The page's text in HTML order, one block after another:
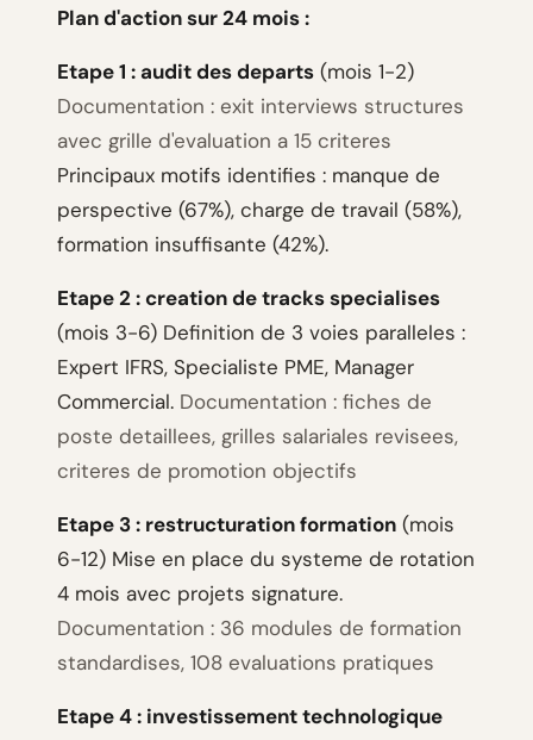
Plan d'action sur 24 mois :
Etape 1 : audit des departs (mois 1-2)
Documentation : exit interviews structures
avec grille d'evaluation a 15 criteres
Principaux motifs identifies : manque de
perspective (67%), charge de travail (58%),
formation insuffisante (42%).
Etape 2 : creation de tracks specialises
(mois 3-6) Definition de 3 voies paralleles :
Expert IFRS, Specialiste PME, Manager
Commercial. Documentation : fiches de
poste detaillees, grilles salariales revisees,
criteres de promotion objectifs
Etape 3 : restructuration formation (mois
6-12) Mise en place du systeme de rotation
4 mois avec projets signature.
Documentation : 36 modules de formation
standardises, 108 evaluations pratiques
Etape 4 : investissement technologique